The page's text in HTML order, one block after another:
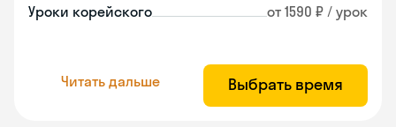
Уроки корейского от 1590 ₽ / урок
Читать дальше Выбрать время